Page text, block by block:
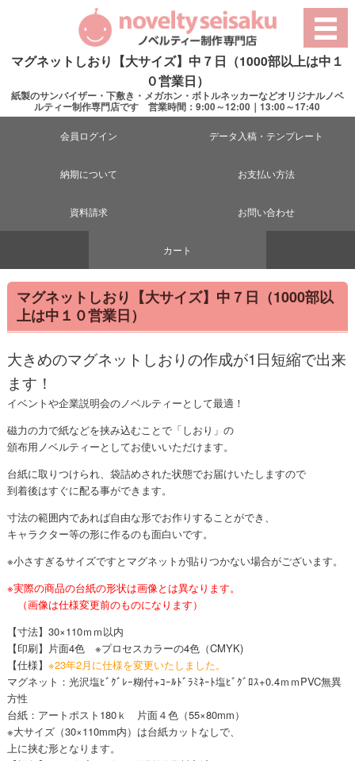
マグネットしおり【大サイズ】中７日（1000部以上は中１
０営業日）
紙製のサンバイザー・下敷き・メガホン・ボトルネッカーなどオリジナルノベ
ルティー制作専門店です 営業時間：9:00～12:00｜13:00～17:40
会員ログイン データ入稿・テンプレート
納期について お支払い方法
資料請求 お問い合わせ
カート
マグネットしおり【大サイズ】中７日（1000部以
上は中１０営業日）
大きめのマグネットしおりの作成が1日短縮で出来
ます！
イベントや企業説明会のノベルティーとして最適！
磁力の力で紙などを挟み込むことで「しおり」の
頒布用ノベルティーとしてお使いいただけます。
台紙に取りつけられ、袋詰めされた状態でお届けいたしますので
到着後はすぐに配る事ができます。
寸法の範囲内であれば自由な形でお作りすることができ、
キャラクター等の形に作るのも面白いです。
※小さすぎるサイズですとマグネットが貼りつかない場合がございます。
※実際の商品の台紙の形状は画像とは異なります。
（画像は仕様変更前のものになります）
【寸法】30×110ｍｍ以内
【印刷】片面4色 ※プロセスカラーの4色（CMYK)
【仕様】 ※23年2月に仕様を変更いたしました。
マグネット：光沢塩ﾋﾞｸﾞﾚｰ糊付+ｺｰﾙﾄﾞﾗﾐﾈｰﾄ塩ﾋﾞｸﾞﾛｽ+0.4ｍｍPVC無異
方性
台紙：アートポスト180ｋ 片面４色（55×80mm）
※大サイズ（30×110mm内）は台紙カットなしで、
上に挟む形となります。